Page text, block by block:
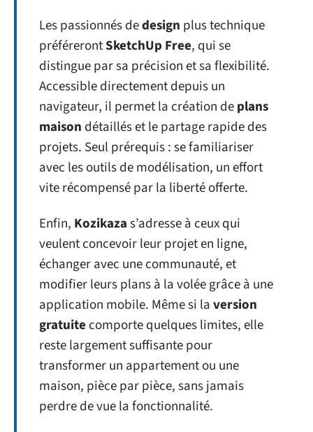
Les passionnés dedesign plus technique
préférerontSketchUp Free, qui se
distingue par sa précision et sa flexibilité.
Accessible directement depuis un
navigateur, il permet la création deplans
maison détaillés et le partage rapide des
projets. Seul prérequis : se familiariser
avec les outils de modélisation, un effort
vite récompensé par la liberté offerte.
Enfin, Kozikazas’adresse à ceux qui
veulent concevoir leur projet en ligne,
échanger avec une communauté, et
modifier leurs plans à la volée grâce à une
application mobile. Même si laversion
gratuite comporte quelques limites, elle
reste largement suffisante pour
transformer un appartement ou une
maison, pièce par pièce, sans jamais
perdre de vue la fonctionnalité.